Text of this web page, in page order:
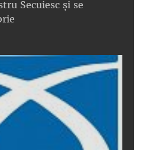
Secuiesc și se